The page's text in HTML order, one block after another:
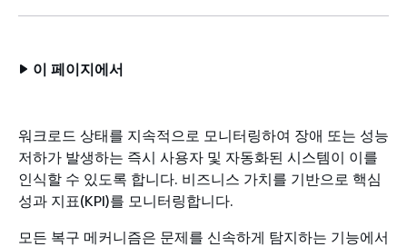
이 페이지에서
워크로드 상태를 지속적으로 모니터링하여 장애 또는 성능
저하가 발생하는 즉시 사용자 및 자동화된 시스템이 이를
인식할 수 있도록 합니다. 비즈니스 가치를 기반으로 핵심
성과 지표(KPI)를 모니터링합니다.
모든 복구 메커니즘은 문제를 신속하게 탐지하는 기능에서